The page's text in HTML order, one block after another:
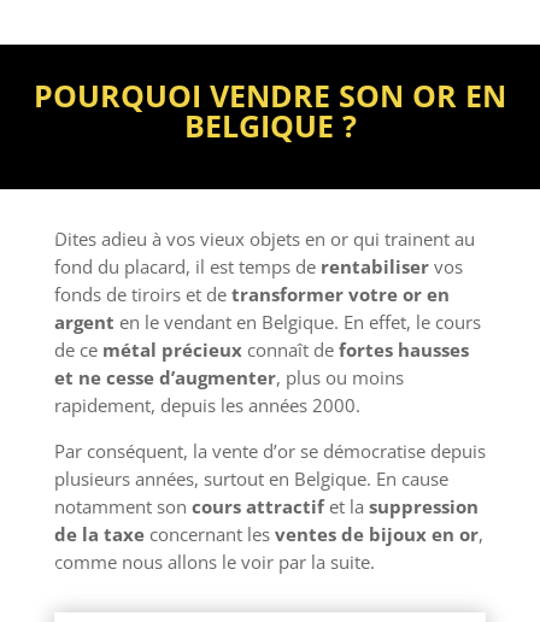
POURQUOI VENDRE SON OR EN
BELGIQUE ?
Dites adieu à vos vieux objets en or qui trainent au
fond du placard, il est temps de rentabiliser vos
fonds de tiroirs et de transformer votre or en
argent en le vendant en Belgique. En effet, le cours
de ce métal précieuxconnaît de fortes hausses
et ne cesse d’augmenter, plus ou moins
rapidement, depuis les années 2000.
Par conséquent, la vente d’or se démocratise depuis
plusieurs années, surtout en Belgique. En cause
notamment son cours attractifet la suppression
de la taxe concernant les ventes de bijoux en or,
comme nous allons le voir par la suite.